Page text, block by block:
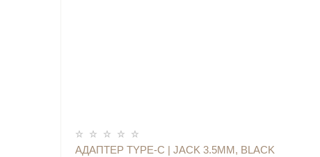
АДАПТЕР TYPE-C | JACK 3.5MM, BLACK